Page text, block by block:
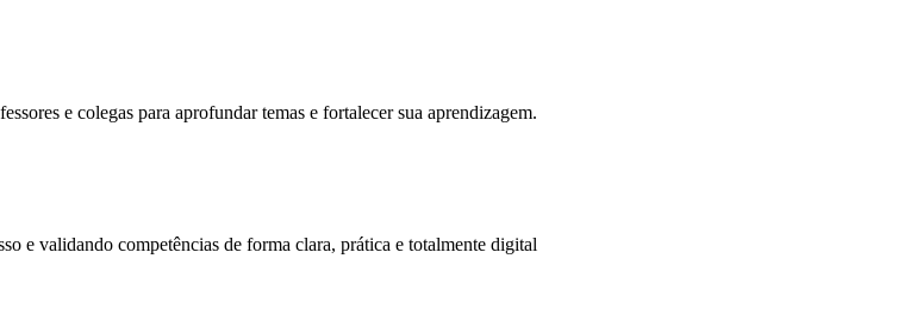
e colegas para aprofundar temas e fortalecer sua aprendizagem.
e validando competências de forma clara, prática e totalmente digital